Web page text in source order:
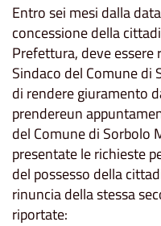
Entro sei mesi dalla
concessione della
Prefettura, deve
Sindaco del Comune di
di rendere giuramento
prendereun
del Comune di Sorbolo
presentate le richieste
del possesso della
rinuncia della stessa
riportate: